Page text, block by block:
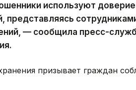
используют
— сообщила пресс-
призывает граждан